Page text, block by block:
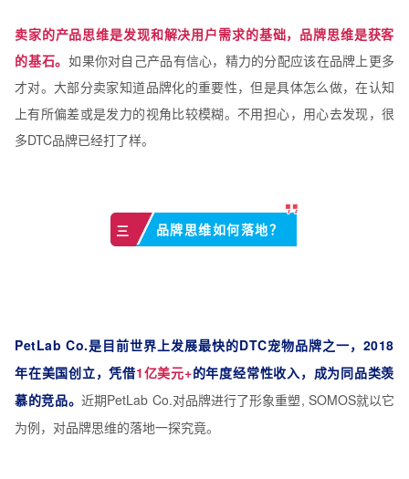
卖家的产品思维是发现和解决用户需求的基础，品牌思维是获客
的基石。如果你对自己产品有信心，精力的分配应该在品牌上更多
才对。大部分卖家知道品牌化的重要性，但是具体怎么做，在认知
上有所偏差或是发力的视角比较模糊。不用担心，用心去发现，很
多DTC品牌已经打了样。
三 品牌思维如何落地？
PetLab Co.是目前世界上发展最快的DTC宠物品牌之一，2018
年在美国创立，凭借1亿美元+的年度经常性收入，成为同品类羡
慕的竞品。近期PetLab Co.对品牌进行了形象重塑, SOMOS就以它
为例，对品牌思维的落地一探究竟。